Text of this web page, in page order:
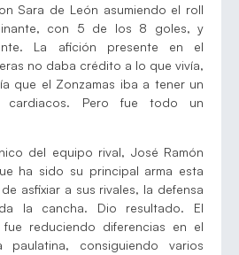
Sara de León asumiendo el roll
con 5 de los 8 goles, y
La afición presente en el
no daba crédito a lo que vivía,
que el Zonzamas iba a tener un
Pero fue todo un
del equipo rival, José Ramón
ha sido su principal arma esta
asfixiar a sus rivales, la defensa
la cancha. Dio resultado. El
fue reduciendo diferencias en el
paulatina, consiguiendo varios